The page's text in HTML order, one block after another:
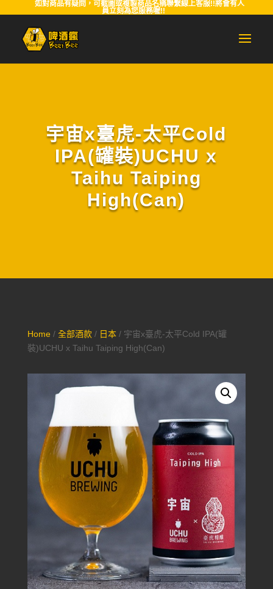
如對商品有疑問，可截圖或複製商品名稱聯繫線上客服!!將會有人
員立刻為您服務喔!!
宇宙x臺虎-太平Cold
IPA(罐裝)UCHU x
Taihu Taiping
High(Can)
Home/ 全部酒款/ 日本/ 宇宙x臺虎-太平Cold IPA(罐
裝)UCHU x Taihu Taiping High(Can)